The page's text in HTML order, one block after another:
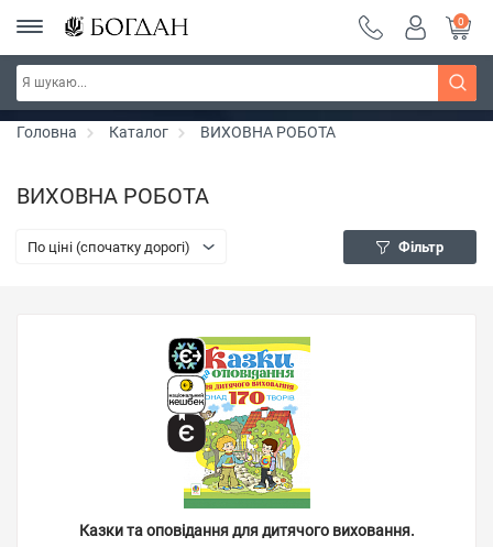
РОЗПРОДАЖ ~ 150 грн ~ 200 грн ~ 250 грн ~
300 грн ~ РОЗПРОДАЖ
Дізнатись більше
0
Головна Каталог ВИХОВНА РОБОТА
ВИХОВНА РОБОТА
По ціні (спочатку дорогі) Фільтр
Казки та оповідання для дитячого виховання.